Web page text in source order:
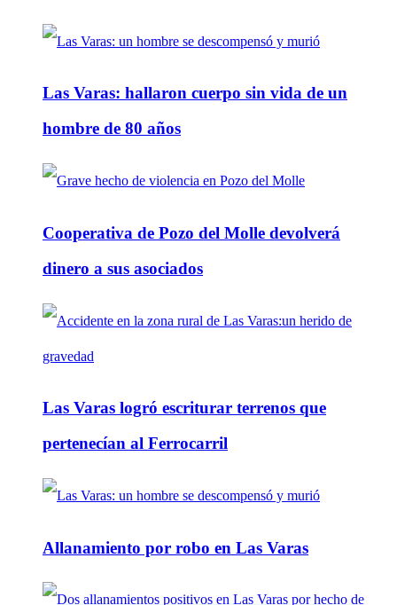
Las Varas: hallaron cuerpo sin vida de un
hombre de 80 años
Cooperativa de Pozo del Molle devolverá
dinero a sus asociados
Las Varas logró escriturar terrenos que
pertenecían al Ferrocarril
Allanamiento por robo en Las Varas